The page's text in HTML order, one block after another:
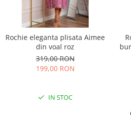
Rochie eleganta plisata Aimee
din voal roz
319,00 RON
199,00 RON
IN STOC